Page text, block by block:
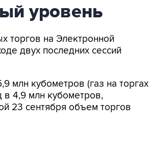
уровень
торгов на Электронной
двух последних сессий
млн кубометров (газ на торгах
4,9 млн кубометров,
23 сентября объем торгов